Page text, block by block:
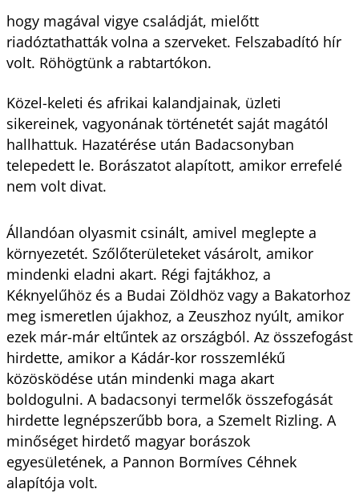
hogy magával vigye családját, mielőtt
riadóztathatták volna a szerveket. Felszabadító hír
volt. Röhögtünk a rabtartókon.
Közel-keleti és afrikai kalandjainak, üzleti
sikereinek, vagyonának történetét saját magától
hallhattuk. Hazatérése után Badacsonyban
telepedett le. Borászatot alapított, amikor errefelé
nem volt divat.
Állandóan olyasmit csinált, amivel meglepte a
környezetét. Szőlőterületeket vásárolt, amikor
mindenki eladni akart. Régi fajtákhoz, a
Kéknyelűhöz és a Budai Zöldhöz vagy a Bakatorhoz
meg ismeretlen újakhoz, a Zeuszhoz nyúlt, amikor
ezek már-már eltűntek az országból. Az összefogást
hirdette, amikor a Kádár-kor rosszemlékű
közösködése után mindenki maga akart
boldogulni. A badacsonyi termelők összefogását
hirdette legnépszerűbb bora, a Szemelt Rizling. A
minőséget hirdető magyar borászok
egyesületének, a Pannon Bormíves Céhnek
alapítója volt.